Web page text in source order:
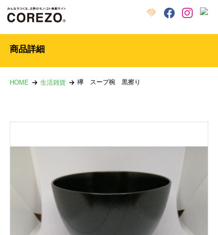
クラウドファンディング
FacebookInstagram
X
商品詳細
HOME 生活雑貨 欅 スープ椀 黒擦り